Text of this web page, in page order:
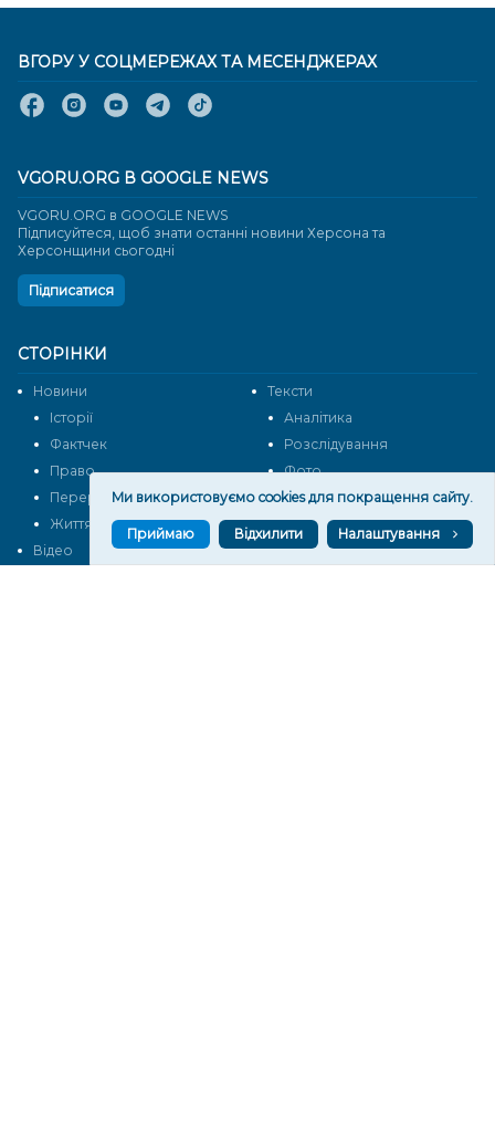
СТОРІНКИ
Новини
Тексти
Історії
Аналітика
Фактчек
Розслідування
Право
Фото
Перерва на каву
Промо
Життя
Блоги
Відео
Архів
ВГОРУ У СОЦМЕРЕЖАХ ТА МЕСЕНДЖЕРАХ
VGORU.ORG В GOOGLE NEWS
VGORU.ORG в GOOGLE NEWS
Підписуйтеся, щоб знати останні новини Херсона та
Херсонщини сьогодні
Підписатися
Ми використовуємо cookies для покращення сайту.
Приймаю Відхилити Налаштування